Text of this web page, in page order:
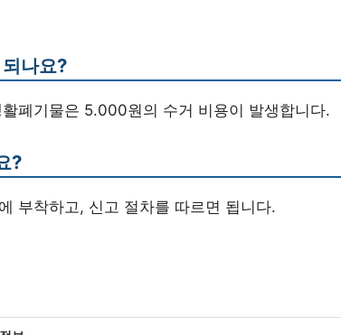
나요?
폐기물은 5.000원의 수거 비용이 발생합니다.
?
부착하고, 신고 절차를 따르면 됩니다.